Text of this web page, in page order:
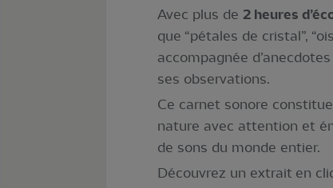
Avec plus de 2 heures
que “pétales de cristal”,
accompagnée
ses observations.
Ce carnet sonore
nature avec attention et
de sons du monde entier.
Découvrez un extrait en